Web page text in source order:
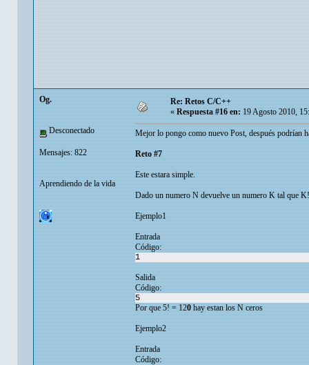
Og.
Desconectado
Mensajes: 822
Aprendiendo de la vida
Re: Retos C/C++
«Respuesta #16 en:19 Agosto 2010,
Mejor lo pongo como nuevo Post, después podrían
Reto #7
Este estara simple.
Dado un numero N devuelve un numero K tal que
Ejemplo1
Entrada
Código:
1
Salida
Código:
5
Por que 5! = 120hay estan los N ceros
Ejemplo2
Entrada
Código: